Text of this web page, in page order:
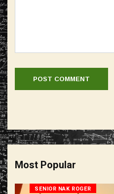
Most Popular
SENIOR NAK ROGER